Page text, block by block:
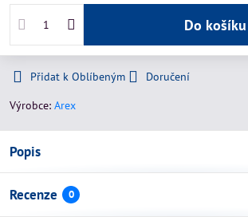
Do košíku
Přidat k Oblíbeným
Doručení
Výrobce: Arex
Popis
Recenze 0